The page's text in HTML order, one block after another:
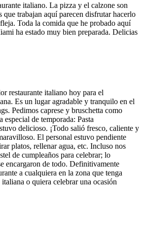
italiano. La pizza y el calzone son
que trabajan aquí parecen disfrutar hacerlo
Toda la comida que he probado aquí
ha estado muy bien preparada. Delicias
restaurante italiano hoy para el
Es un lugar agradable y tranquilo en el
Pedimos caprese y bruschetta como
especial de temporada: Pasta
delicioso. ¡Todo salió fresco, caliente y
El personal estuvo pendiente
platos, rellenar agua, etc. Incluso nos
de cumpleaños para celebrar; lo
encargaron de todo. Definitivamente
a cualquiera en la zona que tenga
o quiera celebrar una ocasión